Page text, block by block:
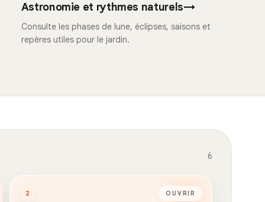
Astronomie et rythmes naturels→
Consulte les phases de lune, éclipses, saisons et
repères utiles pour le jardin.
6
2 OUVRIR